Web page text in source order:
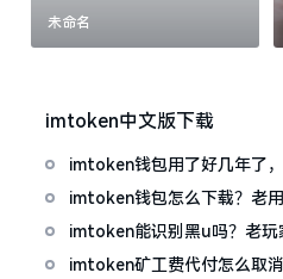
未命名
imtoken中文版下载
imtoken钱包用了好几年了，
imtoken钱包怎么下载？老
imtoken能识别黑u吗？老玩
imtoken矿工费代付怎么取